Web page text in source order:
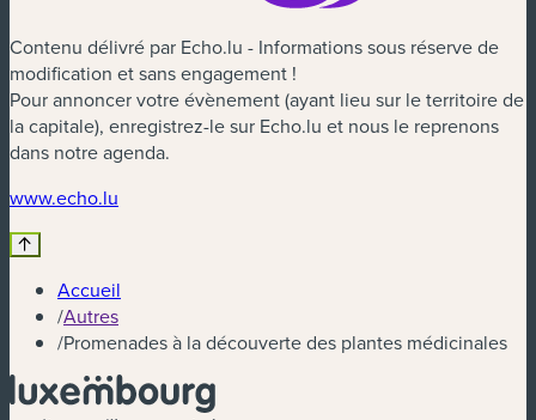
Contenu délivré par Echo.lu - Informations sous réserve de
modification et sans engagement !
Pour annoncer votre évènement (ayant lieu sur le territoire de
la capitale), enregistrez-le sur Echo.lu et nous le reprenons
dans notre agenda.
www.echo.lu
Accueil
/Autres
/Promenades à la découverte des plantes médicinales